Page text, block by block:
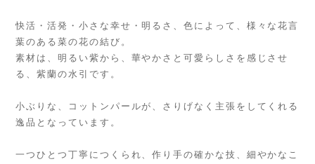
快活・活発・小さな幸せ・明るさ、色によって、様々な花言
葉のある菜の花の結び。
素材は、明るい紫から、華やかさと可愛らしさを感じさせ
る、紫蘭の水引です。
小ぶりな、コットンパールが、さりげなく主張をしてくれる
逸品となっています。
一つひとつ丁寧につくられ、作り手の確かな技、細やかなこ